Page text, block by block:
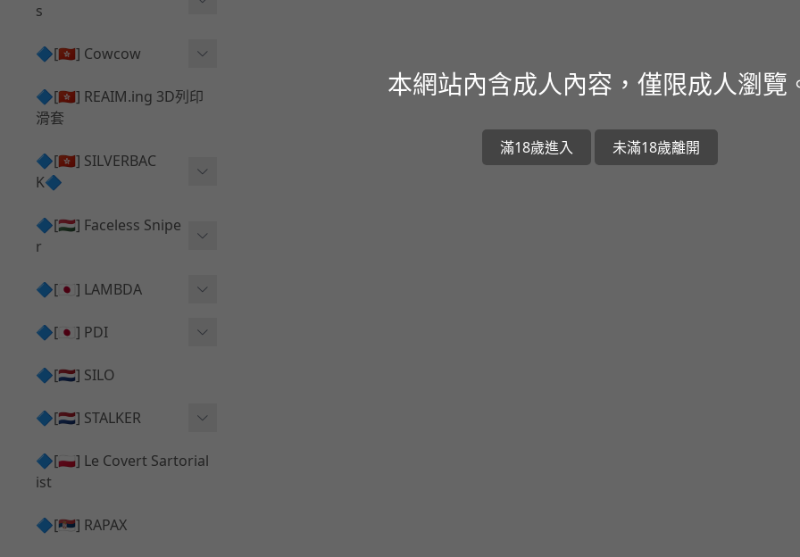
s
VFC
G＆G
Krytac
KWA
Tokyo Marui
PROWIN
MAXX
SILVERBACK SRS
🔷[🇭🇰] Cowcow
TM Glock 系列
Action Army AAP01 系列
UMAREX VFC 系列
KWA⧸KSC系列
🔷[🇭🇰] REAIM.ing 3D列印
滑套
🔷[🇭🇰] SILVERBAC
K🔷
SRS ⧸ HTI 🟦 主體 ⧸ 彈匣
✅ 碳纖管 ⧸ 彈簧
TAC-41 👁️‍🗨️ 外觀 ⧸ 色彩
MDR-X 🟦 主體 ⧸ 彈匣
✅ 通用 ⧸ 精品
MDR-X 🔄 原廠 ⧸ 零件
🔷[🇭🇺] Faceless Snipe
r
Mk23 ⧸ SSX23
SRS ⧸ HTI ⧸ TAC-41
🔷[🇯🇵] LAMBDA
Lambda 05 GBB 精密內管
Lambda 03 AEG 精密內管
Lambda 05 AEG 精密內管
🔷[🇯🇵] PDI
01 精密內管
05 精密內管
08 精密內管
🔷[🇳🇱] SILO
🔷[🇳🇱] STALKER
Action Army AAP01 升級
套件
HOP膠皮 ⧸ 下壓塊
🔷[🇵🇱] Le Covert Sartorial
ist
🔷[🇷🇸] RAPAX
本網站內含成人內容，僅限成人瀏覽
滿18歲進入 未滿18歲離開